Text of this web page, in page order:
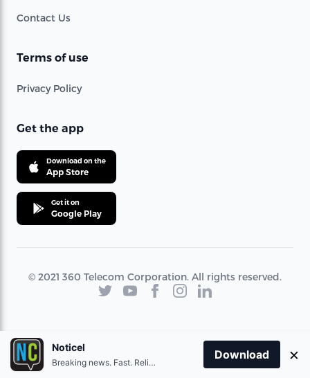
Contact Us
Terms of use
Privacy Policy
Get the app
Download on the
App Store
Get it on
Google Play
© 2021 360 Telecom Corporation. All rights reserved.
Noticel
Breaking news. Fast. Reliable.
Download ×